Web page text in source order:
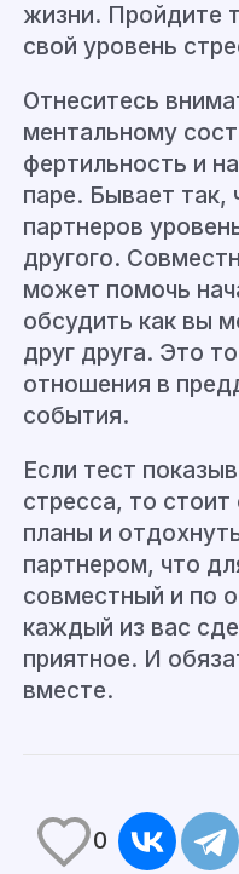
жизни. Пройдите
свой уровень
Отнеситесь
ментальному
фертильность и
паре. Бывает так,
партнеров
другого.
может помочь
обсудить как вы
друг друга. Это
отношения в
события.
Если тест
стресса, то
планы и
партнером, что
совместный и по
каждый из вас
приятное. И
вместе.
0